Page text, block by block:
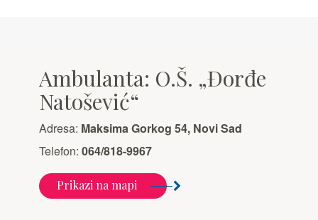
Ambulanta: O.Š. „Đorđe
Natošević“
Adresa: Maksima Gorkog 54, Novi Sad
Telefon: 064/818-9967
Prikazi na mapi